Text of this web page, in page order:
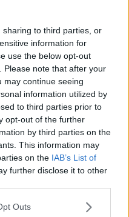
to third parties, or
information for
use the below opt-out
Please note that after your
may continue seeing
information utilized by
to third parties prior to
opt-out of the further
by third parties on the
This information may
on the IAB’s List of
further disclose it to other
Outs
Santoro
della complessità
legge e l’impegno dei
e salute umana
convegno
il full electric sui traghetti